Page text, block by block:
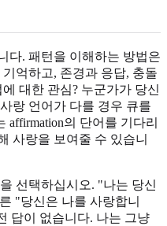
다. 패턴을 이해하는 방법은
억하고, 존경과 응답, 충돌
대한 관심? 누군가가 당신
랑 언어가 다를 경우 큐를
affirmation의 단어를 기다리
사랑을 보여줄 수 있습니
선택하십시오. "나는 당신
"당신은 나를 사랑합니
답이 없습니다. 나는 그냥